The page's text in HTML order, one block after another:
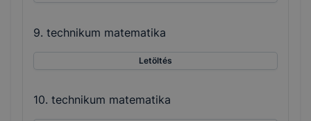
9. technikum matematika
Letöltés
10. technikum matematika